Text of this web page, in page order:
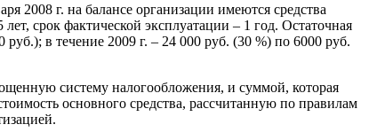
2008 г. на балансе организации имеются средства
срок фактической эксплуатации – 1 год. Остаточная
в течение 2009 г. – 24 000 руб. (30 %) по 6000 руб.
систему налогообложения, и суммой, которая
основного средства, рассчитанную по правилам